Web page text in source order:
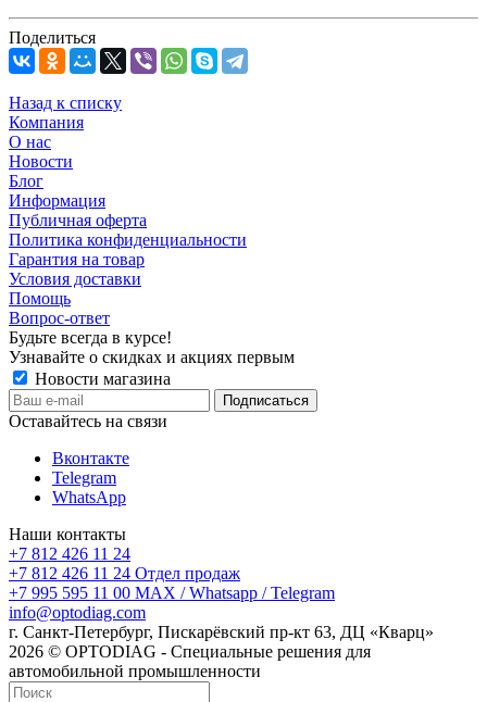
Поделиться
Назад к списку
Компания
О нас
Новости
Блог
Информация
Публичная оферта
Политика конфиденциальности
Гарантия на товар
Условия доставки
Помощь
Вопрос-ответ
Будьте всегда в курсе!
Узнавайте о скидках и акциях первым
Новости магазина
Оставайтесь на связи
Вконтакте
Telegram
WhatsApp
Наши контакты
+7 812 426 11 24
+7 812 426 11 24 Отдел продаж
+7 995 595 11 00 MAX / Whatsapp / Telegram
info@optodiag.com
г. Санкт-Петербург, Пискарёвский пр-кт 63, ДЦ «Кварц»
2026 © OPTODIAG - Специальные решения для
автомобильной промышленности